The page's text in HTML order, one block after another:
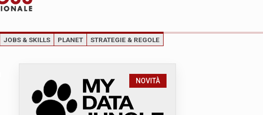
JOBS & SKILLS PLANET STRATEGIE & REGOLE
NOVITÀ